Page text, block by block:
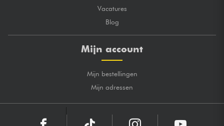
Vacatures
Blog
Mijn account
Mijn bestellingen
Mijn adressen